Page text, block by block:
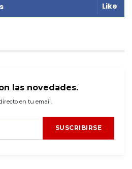
Like
las novedades.
en tu email.
SUSCRIBIRSE